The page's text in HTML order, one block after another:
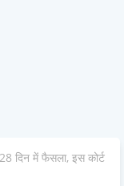
दिन में फैसला, इस कोर्ट